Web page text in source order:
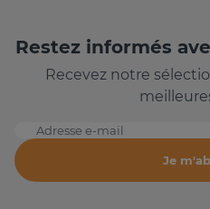
Restez informés
Recevez notre
Adresse e-mail
Je